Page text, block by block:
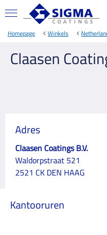
Homepage Winkels
Claasen
Adres
Claasen Coatings B.V.
Waldorpstraat 521
2521 CK DEN HAAG
Kantooruren